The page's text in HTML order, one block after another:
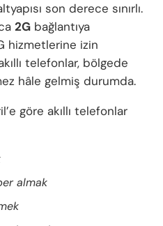
son derece sınırlı.
2G bağlantıya
hizmetlerine izin
telefonlar, bölgede
hâle gelmiş durumda.
göre akıllı telefonlar
almak